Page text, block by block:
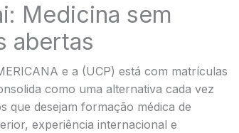
Medicina sem
abertas
e a (UCP) está com matrículas
como uma alternativa cada vez
que desejam formação médica de
experiência internacional e